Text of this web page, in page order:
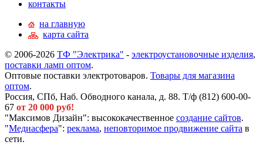
контакты
на главную
карта сайта
© 2006-2026 ТФ "Электрика" - электроустановочные изделия,
поставки ламп оптом.
Оптовые поставки электротоваров. Товары для магазина
оптом.
Россия, СПб, Наб. Обводного канала, д. 88. Т/ф (812) 600-00-
67 от 20 000 руб!
"Максимов Дизайн": высококачественное создание сайтов.
"Медиасфера": реклама, неповторимое продвижение сайта в
сети.